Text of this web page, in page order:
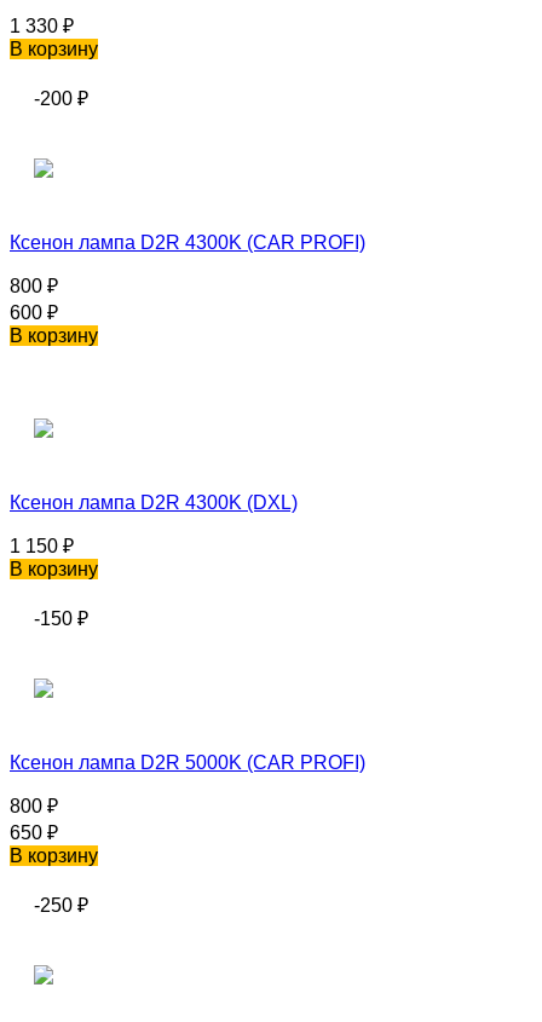
1 330 ₽
В корзину
-200 ₽
Ксенон лампа D2R 4300K (CAR PROFI)
800 ₽
600 ₽
В корзину
Ксенон лампа D2R 4300K (DXL)
1 150 ₽
В корзину
-150 ₽
Ксенон лампа D2R 5000K (CAR PROFI)
800 ₽
650 ₽
В корзину
-250 ₽